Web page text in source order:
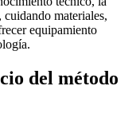
materiales,
equipamiento
del método